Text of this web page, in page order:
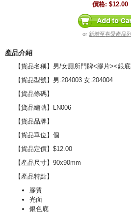
價格: $12.00
or 新增至喜愛產品
產品介紹
【貨品名稱】男/女厠所門牌<膠片><銀
【貨品型號】男:204003 女:204004
【貨品條碼】
【貨品編號】LN006
【貨品品牌】
【貨品單位】個
【貨品定價】$12.00
【產品尺寸】90x90mm
【產品特點】
膠質
光面
銀色底